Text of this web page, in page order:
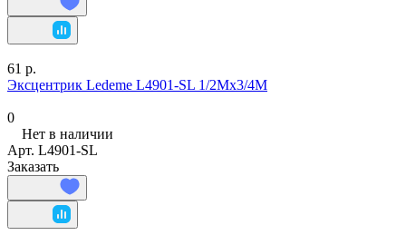
61 р.
Эксцентрик Ledeme L4901-SL 1/2Мх3/4М
0
Нет в наличии
Арт. L4901-SL
Заказать